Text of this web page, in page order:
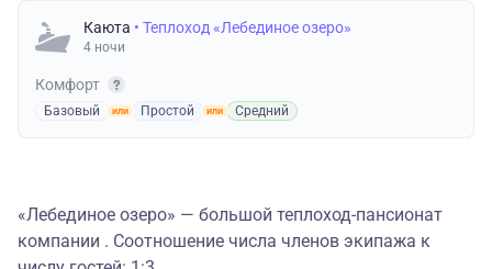
Каюта • Теплоход «Лебединое озеро»
4 ночи
Комфорт
Базовый Простой Средний
«Лебединое озеро» — большой теплоход-пансионат
компании . Соотношение числа членов экипажа к